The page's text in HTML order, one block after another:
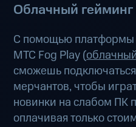
Облачный
С помощью платформы
МТС Fog Play (
сможешь
мерчантов, чтобы
новинки на слабом ПК
оплачивая только